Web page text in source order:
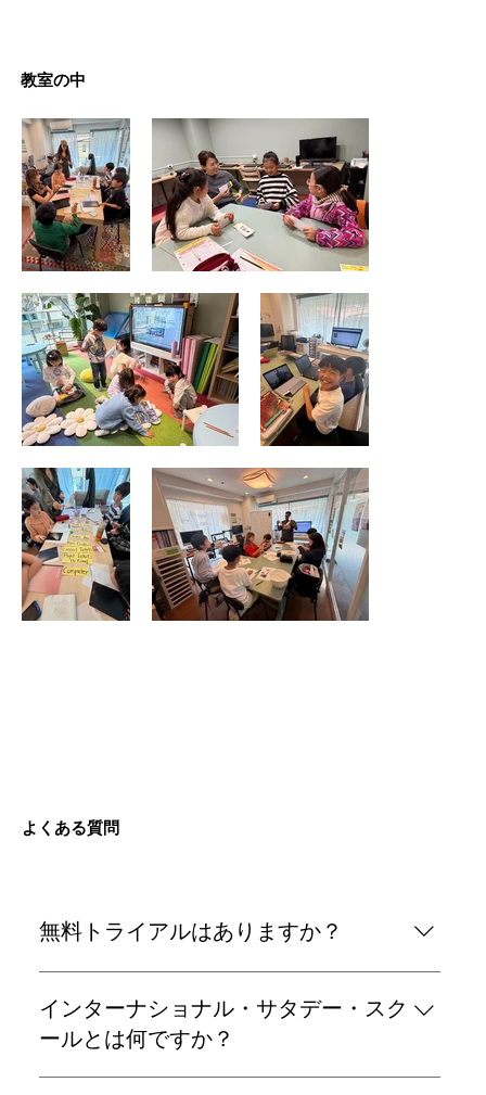
教室の中
よくある質問
無料トライアルはありますか？
ますので、お子様を連れて見学・体験してみてくだ
さい。
インターナショナル・サタデー・スク
ールとは何ですか？